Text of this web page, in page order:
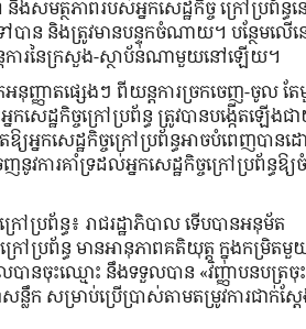
សមត្ថភាពរបស់អ្នកសេដ្ឋកិច្ច ក្រៅប្រព័ន្ធ
ាន និងត្រូវមានបន្ទុកចំណាយ។ បន្ថែមលើនេ
តការនៃក្រសួង-ស្ថាប័នណាមួយនៅឡើយ។
អនុញ្ញាតផ្សេងៗ ពីយន្តការច្រកចេញ-ចូល ត
ដ្ឋកិច្ចក្រៅប្រព័ន្ធ ត្រូវបានបង្កើត​ឡើង​​ជា
យអ្នកសេដ្ឋកិច្ចក្រៅប្រព័ន្ធអាចបំពេញបាន
ការគាំទ្រដល់អ្នកសេដ្ឋកិច្ចក្រៅប្រព័ន្ធឱ្យចំ
ៅប្រព័ន្ធ៖ រាជរដ្ឋាភិបាល ទើបបានអនុម័ត
ក្រៅប្រព័ន្ធ មានអានុភាពគតិយុត្ត ក្នុងកម្រិត
បានចុះឈ្មោះ នឹងទទួលបាន «វិញ្ញាបនបត្រចុ
លឹក សម្រាប់ប្រើប្រាស់តាមតម្រូវការជាក់ស្